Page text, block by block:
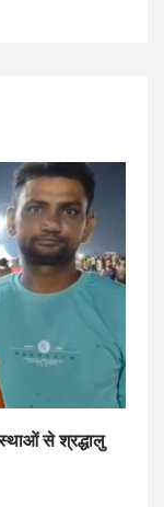
से श्रद्धालु